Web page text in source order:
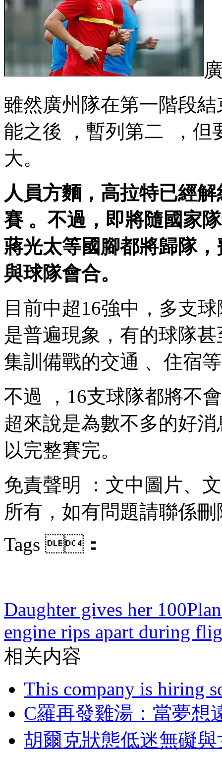
雖然廣州隊在第一階段結
能之後  ，暫列第二  ，
大。
人員方麵，高拉特已經
賽 。不過，即將隨國家
蔣光太等國腳都將歸隊
與球隊會合。
目前中超16強中，多支
是普遍現象，有的球隊
集訓備戰的交通 、住宿等
不過 ，16支球隊都將
超來說是為數不多的好消
以完整賽完 。
免責聲明 ：文中圖片
所有，如有問題請聯係刪除
Tags ：
Daughter gives her 100
engine rips apart during
相关内容
This company is hiring
C羅再發雞湯：當夢
胡爾克狀態低迷無礙